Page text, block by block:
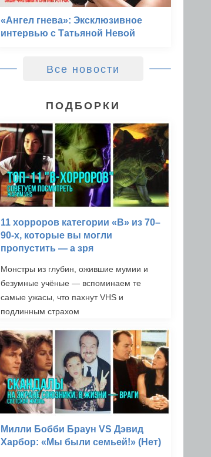
«Ангел гнева»: Эксклюзивное
интервью с Татьяной Невой
Все новости
ПОДБОРКИ
11 хорроров категории «B» из 70–
90-х, которые вы могли
пропустить — а зря
Монстры из глубин, ожившие мумии и
безумные учёные — вспоминаем те
самые ужасы, что пахнут VHS и
подлинным страхом
Милли Бобби Браун VS Дэвид
Харбор: «Мы были семьей!» (Нет)